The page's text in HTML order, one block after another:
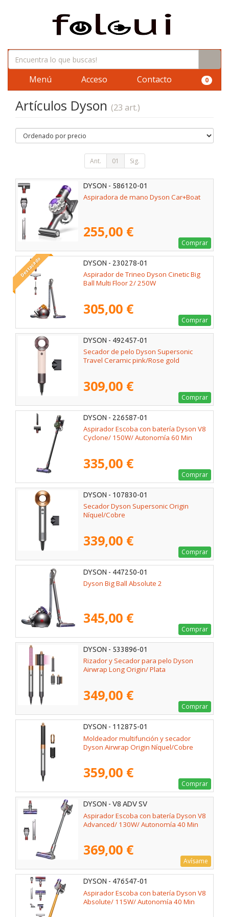
Menú Acceso Contacto 0
Artículos Dyson (23 art.)
Ant. 01 Sig.
DYSON - 586120-01
Aspiradora de mano Dyson Car+Boat
255,00 €
Comprar
Destacado DYSON - 230278-01
Aspirador de Trineo Dyson Cinetic Big
Ball Multi Floor 2/ 250W
305,00 €
Comprar
DYSON - 492457-01
Secador de pelo Dyson Supersonic
Travel Ceramic pink/Rose gold
309,00 €
Comprar
DYSON - 226587-01
Aspirador Escoba con batería Dyson V8
Cyclone/ 150W/ Autonomía 60 Min
335,00 €
Comprar
DYSON - 107830-01
Secador Dyson Supersonic Origin
Níquel/Cobre
339,00 €
Comprar
DYSON - 447250-01
Dyson Big Ball Absolute 2
345,00 €
Comprar
DYSON - 533896-01
Rizador y Secador para pelo Dyson
Airwrap Long Origin/ Plata
349,00 €
Comprar
DYSON - 112875-01
Moldeador multifunción y secador
Dyson Airwrap Origin Níquel/Cobre
359,00 €
Comprar
DYSON - V8 ADV SV
Aspirador Escoba con batería Dyson V8
Advanced/ 130W/ Autonomía 40 Min
369,00 €
Avísame
DYSON - 476547-01
Aspirador Escoba con batería Dyson V8
Absolute/ 115W/ Autonomía 40 Min